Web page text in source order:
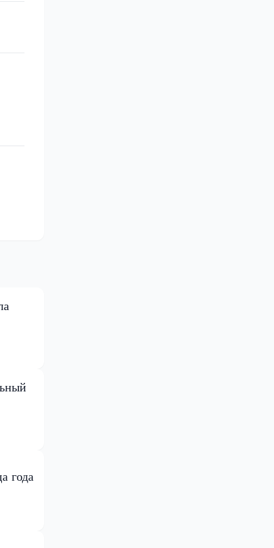
года